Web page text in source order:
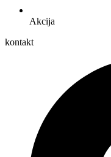
Akcija
kontakt